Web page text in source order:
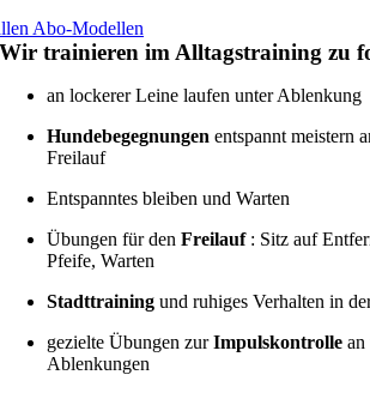
Abo-Modellen
Wir trainieren im Alltagstraining zu
an lockerer Leine laufen unter Ablenkung
Hundebegegnungen entspannt meistern
Freilauf
Entspanntes bleiben und Warten
Übungen für denFreilauf: Sitz auf
Pfeife, Warten
Stadttraining und ruhiges Verhalten in
gezielte Übungen zurImpulskontrolle
Ablenkungen